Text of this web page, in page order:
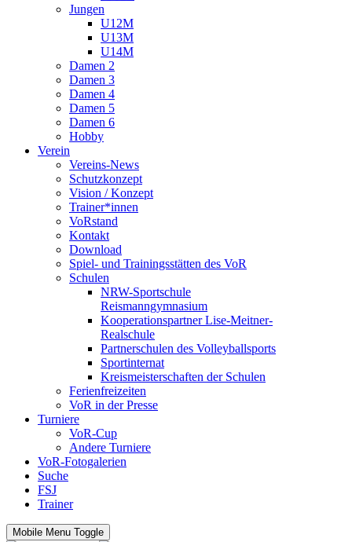
Jungen
U12M
U13M
U14M
Damen 2
Damen 3
Damen 4
Damen 5
Damen 6
Hobby
Verein
Vereins-News
Schutzkonzept
Vision / Konzept
Trainer*innen
VoRstand
Kontakt
Download
Spiel- und Trainingsstätten des VoR
Schulen
NRW-Sportschule
Reismanngymnasium
Kooperationspartner Lise-Meitner-
Realschule
Partnerschulen des Volleyballsports
Sportinternat
Kreismeisterschaften der Schulen
Ferienfreizeiten
VoR in der Presse
Turniere
VoR-Cup
Andere Turniere
VoR-Fotogalerien
Suche
FSJ
Trainer
Mobile Menu Toggle